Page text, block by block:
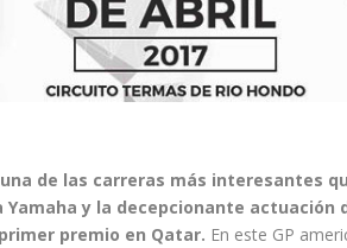
de las carreras más interesantes
Yamaha y la decepcionante actuación
premio en Qatar. En este GP